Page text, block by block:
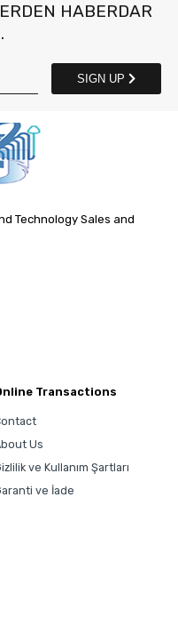
HABERDAR
SIGN UP
Technology Sales and
Transactions
Us
ve Kullanım Şartları
ve İade